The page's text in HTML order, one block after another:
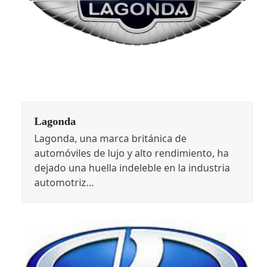
Lagonda
Lagonda, una marca británica de
automóviles de lujo y alto rendimiento, ha
dejado una huella indeleble en la industria
automotriz…